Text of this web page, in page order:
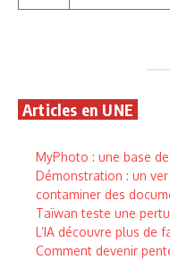
Articles en UNE
MyPhoto : une base
Démonstration : un
contaminer des
Taïwan teste une
L’IA découvre plus de
Comment devenir